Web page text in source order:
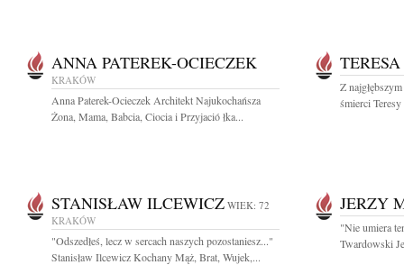
ANNA PATEREK-OCIECZEK
KRAKÓW
Anna Paterek-Ocieczek Architekt Najukochańsza
Żona, Mama, Babcia, Ciocia i Przyjació łka...
Z
śmierci
STANISŁAW ILCEWICZ WIEK: 72
KRAKÓW
"Odszedłeś, lecz w sercach naszych pozostaniesz..."
Stanisław Ilcewicz Kochany Mąż, Brat, Wujek,...
JERZY
"Nie umiera
Twardowski